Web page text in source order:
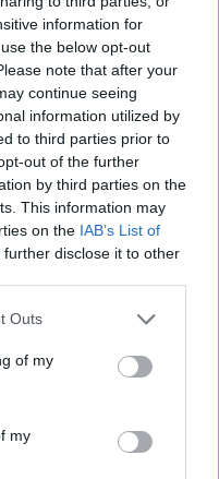
information for
the below opt-out
note that after your
continue seeing
information utilized by
to third parties prior to
out of the further
by third parties on the
This information may
on the IAB’s List of
further disclose it to other
one or more Google
You may click to
its third-party tags to
in below Google
Outs
of my
my
με τον φίλο και
και των Γιώργο
Ελληνικού στρατού
που βοήθησε με
δίκτυο των
και την ιστορική
την κατοχή όσο
μια πτυχή της